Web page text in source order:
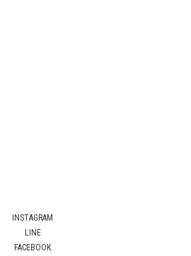
INSTAGRAM
LINE
FACEBOOK